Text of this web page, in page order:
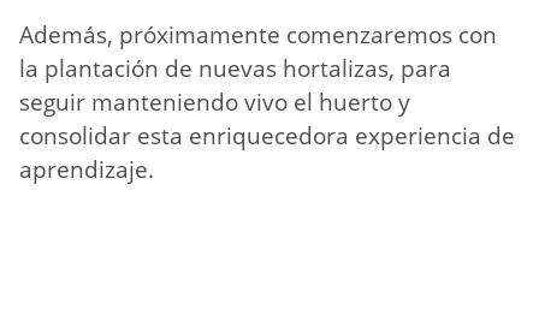
Además, próximamente comenzaremos con
la plantación de nuevas hortalizas, para
seguir manteniendo vivo el huerto y
consolidar esta enriquecedora experiencia de
aprendizaje.